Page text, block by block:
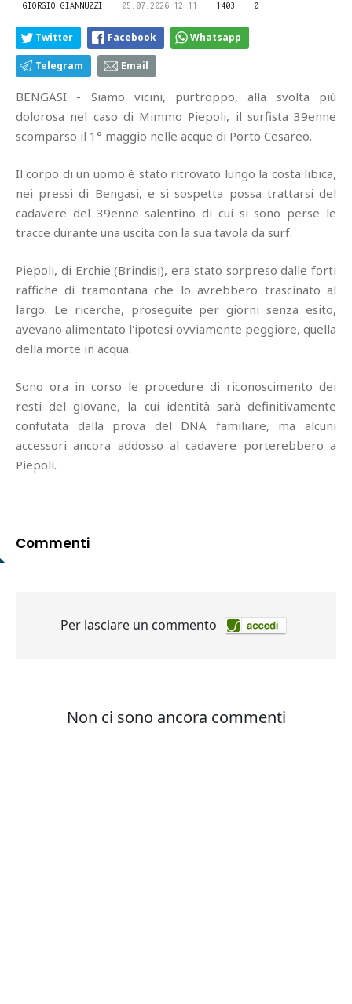
GIORGIO GIANNUZZI 05.07.2026 12:11 1403 0
Twitter Facebook Whatsapp
Telegram Email
BENGASI - Siamo vicini, purtroppo, alla svolta più
dolorosa nel caso di Mimmo Piepoli, il surfista 39enne
scomparso il 1° maggio nelle acque di Porto Cesareo.
Il corpo di un uomo è stato ritrovato lungo la costa libica,
nei pressi di Bengasi, e si sospetta possa trattarsi del
cadavere del 39enne salentino di cui si sono perse le
tracce durante una uscita con la sua tavola da surf.
Piepoli, di Erchie (Brindisi), era stato sorpreso dalle forti
raffiche di tramontana che lo avrebbero trascinato al
largo. Le ricerche, proseguite per giorni senza esito,
avevano alimentato l'ipotesi ovviamente peggiore, quella
della morte in acqua.
Sono ora in corso le procedure di riconoscimento dei
resti del giovane, la cui identità sarà definitivamente
confutata dalla prova del DNA familiare, ma alcuni
accessori ancora addosso al cadavere porterebbero a
Piepoli.
Commenti